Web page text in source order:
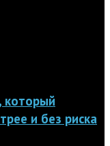
который
и без риска